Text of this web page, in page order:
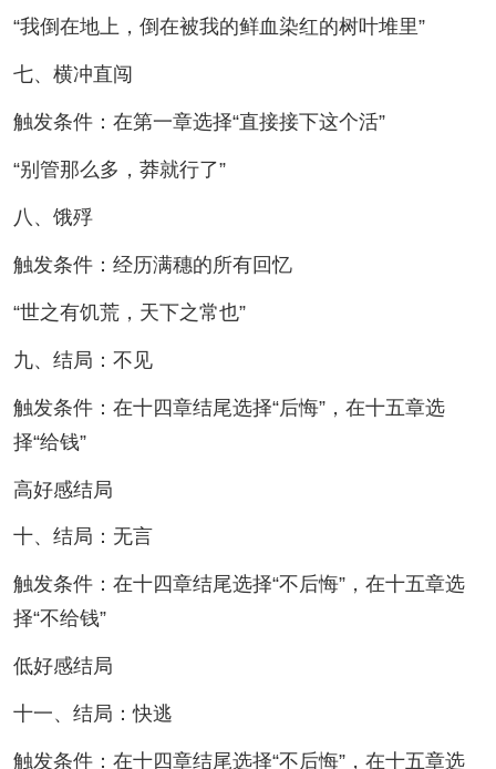
“我倒在地上，倒在被我的鲜血染红的树叶堆里”
七、横冲直闯
触发条件：在第一章选择“直接接下这个活”
“别管那么多，莽就行了”
八、饿殍
触发条件：经历满穗的所有回忆
“世之有饥荒，天下之常也”
九、结局：不见
触发条件：在十四章结尾选择“后悔”，在十五章选
择“给钱”
高好感结局
十、结局：无言
触发条件：在十四章结尾选择“不后悔”，在十五章选
择“不给钱”
低好感结局
十一、结局：快逃
触发条件：在十四章结尾选择“不后悔”，在十五章选